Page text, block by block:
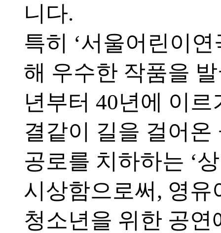
니다.
특히 ‘서울어린이연
해 우수한 작품을
년부터 40년에 이르
결같이 길을 걸어온
공로를 치하하는 ‘
시상함으로써, 영유
청소년을 위한 공연